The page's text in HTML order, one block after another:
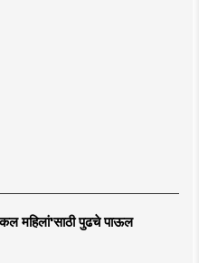
महिलां'साठी पुढचे पाऊल